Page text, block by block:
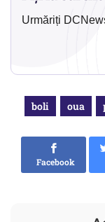
Urmăriți
boli oua
Facebook